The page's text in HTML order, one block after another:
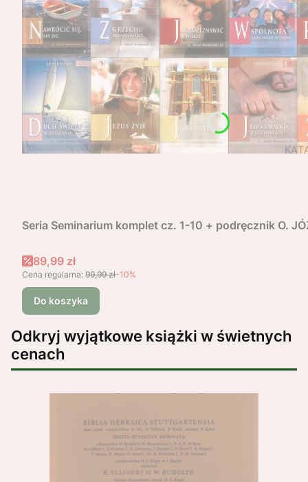
Seria Seminarium komplet cz. 1-10 + podręcznik O.
Cena promocyjna
89,99 zł
Cena regularna: 99,99 zł-10%
Do koszyka
Odkryj wyjątkowe książki w świetnych
cenach